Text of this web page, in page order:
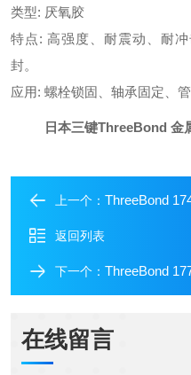
类型: 厌氧胶
特点: 高强度、耐震动、耐
封。
应用: 螺栓锁固、轴承固定、管
日本三键ThreeBond 金
上一个： ThreeBond 1745
返回列表
下一个： ThreeBond 1771M
在线留言